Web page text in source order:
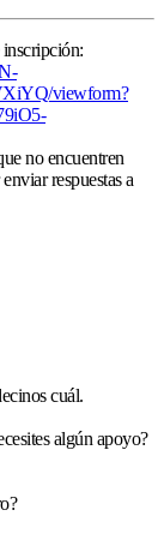
viewform?
no encuentren
respuestas a
cuál.
algún apoyo?